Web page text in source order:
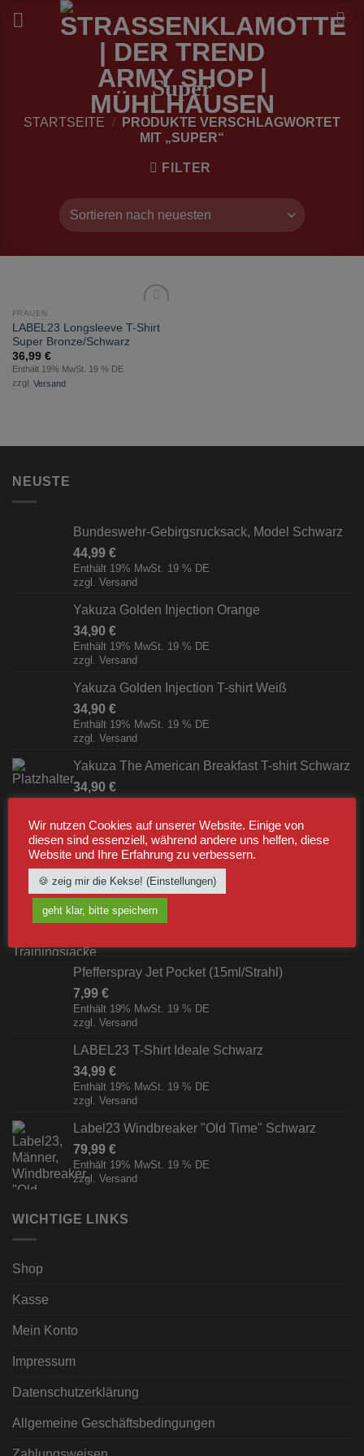
Inhalt
Super
STARTSEITE /
PRODUKTE VERSCHLAGWORTET
MIT „SUPER“
FILTER
Wunschliste
hinzufügen
FRAUEN
LABEL23 Longsleeve T-Shirt
Super Bronze/Schwarz
36,99 €
Enthält 19% MwSt. 19 % DE
zzgl. Versand
NEUSTE
Bundeswehr-Gebirgsrucksack, Model Schwarz
44,99 €
Enthält 19% MwSt. 19 % DE
zzgl. Versand
Yakuza Golden Injection Orange
34,90 €
Enthält 19% MwSt. 19 % DE
zzgl. Versand
Yakuza Golden Injection T-shirt Weiß
34,90 €
Enthält 19% MwSt. 19 % DE
zzgl. Versand
Yakuza The American Breakfast T-shirt Schwarz
34,90 €
Enthält 19% MwSt. 19 % DE
BESTSELLER
Label23 Trainingsjacke "TS 23 White"
Schwarz/Weiß [Digital]
Pfefferspray Jet Pocket (15ml/Strahl)
7,99 €
Enthält 19% MwSt. 19 % DE
zzgl. Versand
LABEL23 T-Shirt Ideale Schwarz
34,99 €
Enthält 19% MwSt. 19 % DE
zzgl. Versand
Label23 Windbreaker "Old Time" Schwarz
79,99 €
Enthält 19% MwSt. 19 % DE
zzgl. Versand
WICHTIGE LINKS
Shop
Kasse
Mein Konto
Impressum
Datenschutzerklärung
Allgemeine Geschäftsbedingungen
Wir nutzen Cookies auf unserer Website. Einige von
diesen sind essenziell, während andere uns helfen, diese
Website und Ihre Erfahrung zu verbessern.
🍪 zeig mir die Kekse! (Einstellungen)
geht klar, bitte speichern